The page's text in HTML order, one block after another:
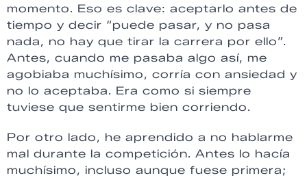
momento. Eso es clave: aceptarlo antes de
tiempo y decir “puede pasar, y no pasa
nada, no hay que tirar la carrera por ello”.
Antes, cuando me pasaba algo así, me
agobiaba muchísimo, corría con ansiedad y
no lo aceptaba. Era como si siempre
tuviese que sentirme bien corriendo.
Por otro lado, he aprendido a no hablarme
mal durante la competición. Antes lo hacía
muchísimo, incluso aunque fuese primera;